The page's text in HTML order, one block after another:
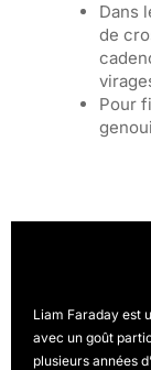
Dans
de
Pour
Liam Faraday est
avec un goût
plusieurs années